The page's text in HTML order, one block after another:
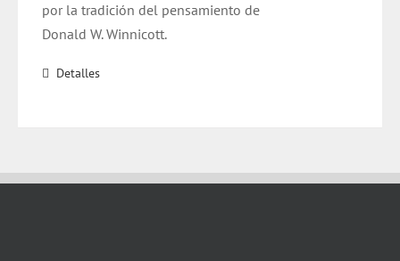
por la tradición del pensamiento de
Donald W. Winnicott.
Detalles